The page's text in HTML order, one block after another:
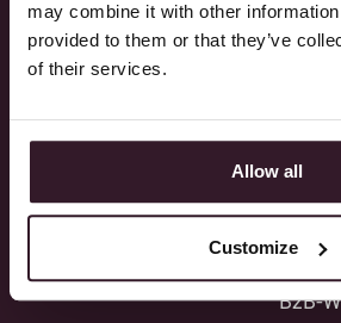
may combine it with other information
provided to them or that they’ve
of their services.
Allow all
Customize
Einkauf
Produktion
Finanzen
Reporting
B2B-